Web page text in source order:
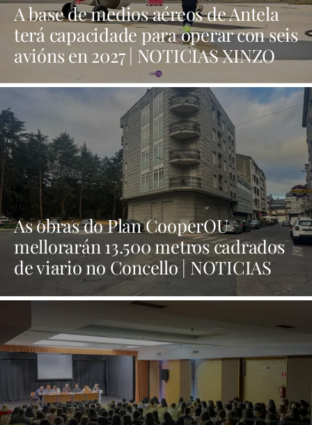
A base de medios aéreos de Antela
terá capacidade para operar con seis
avións en 2027 | NOTICIAS XINZO
As obras do Plan CooperOU
mellorarán 13.500 metros cadrados
de viario no Concello | NOTICIAS